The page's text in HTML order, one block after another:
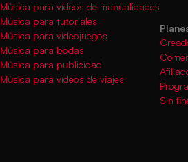
Música para vídeos de manualidades
Música para tutoriales
Música para videojuegos
Música para bodas
Música para publicidad
Música para vídeos de viajes
Sin